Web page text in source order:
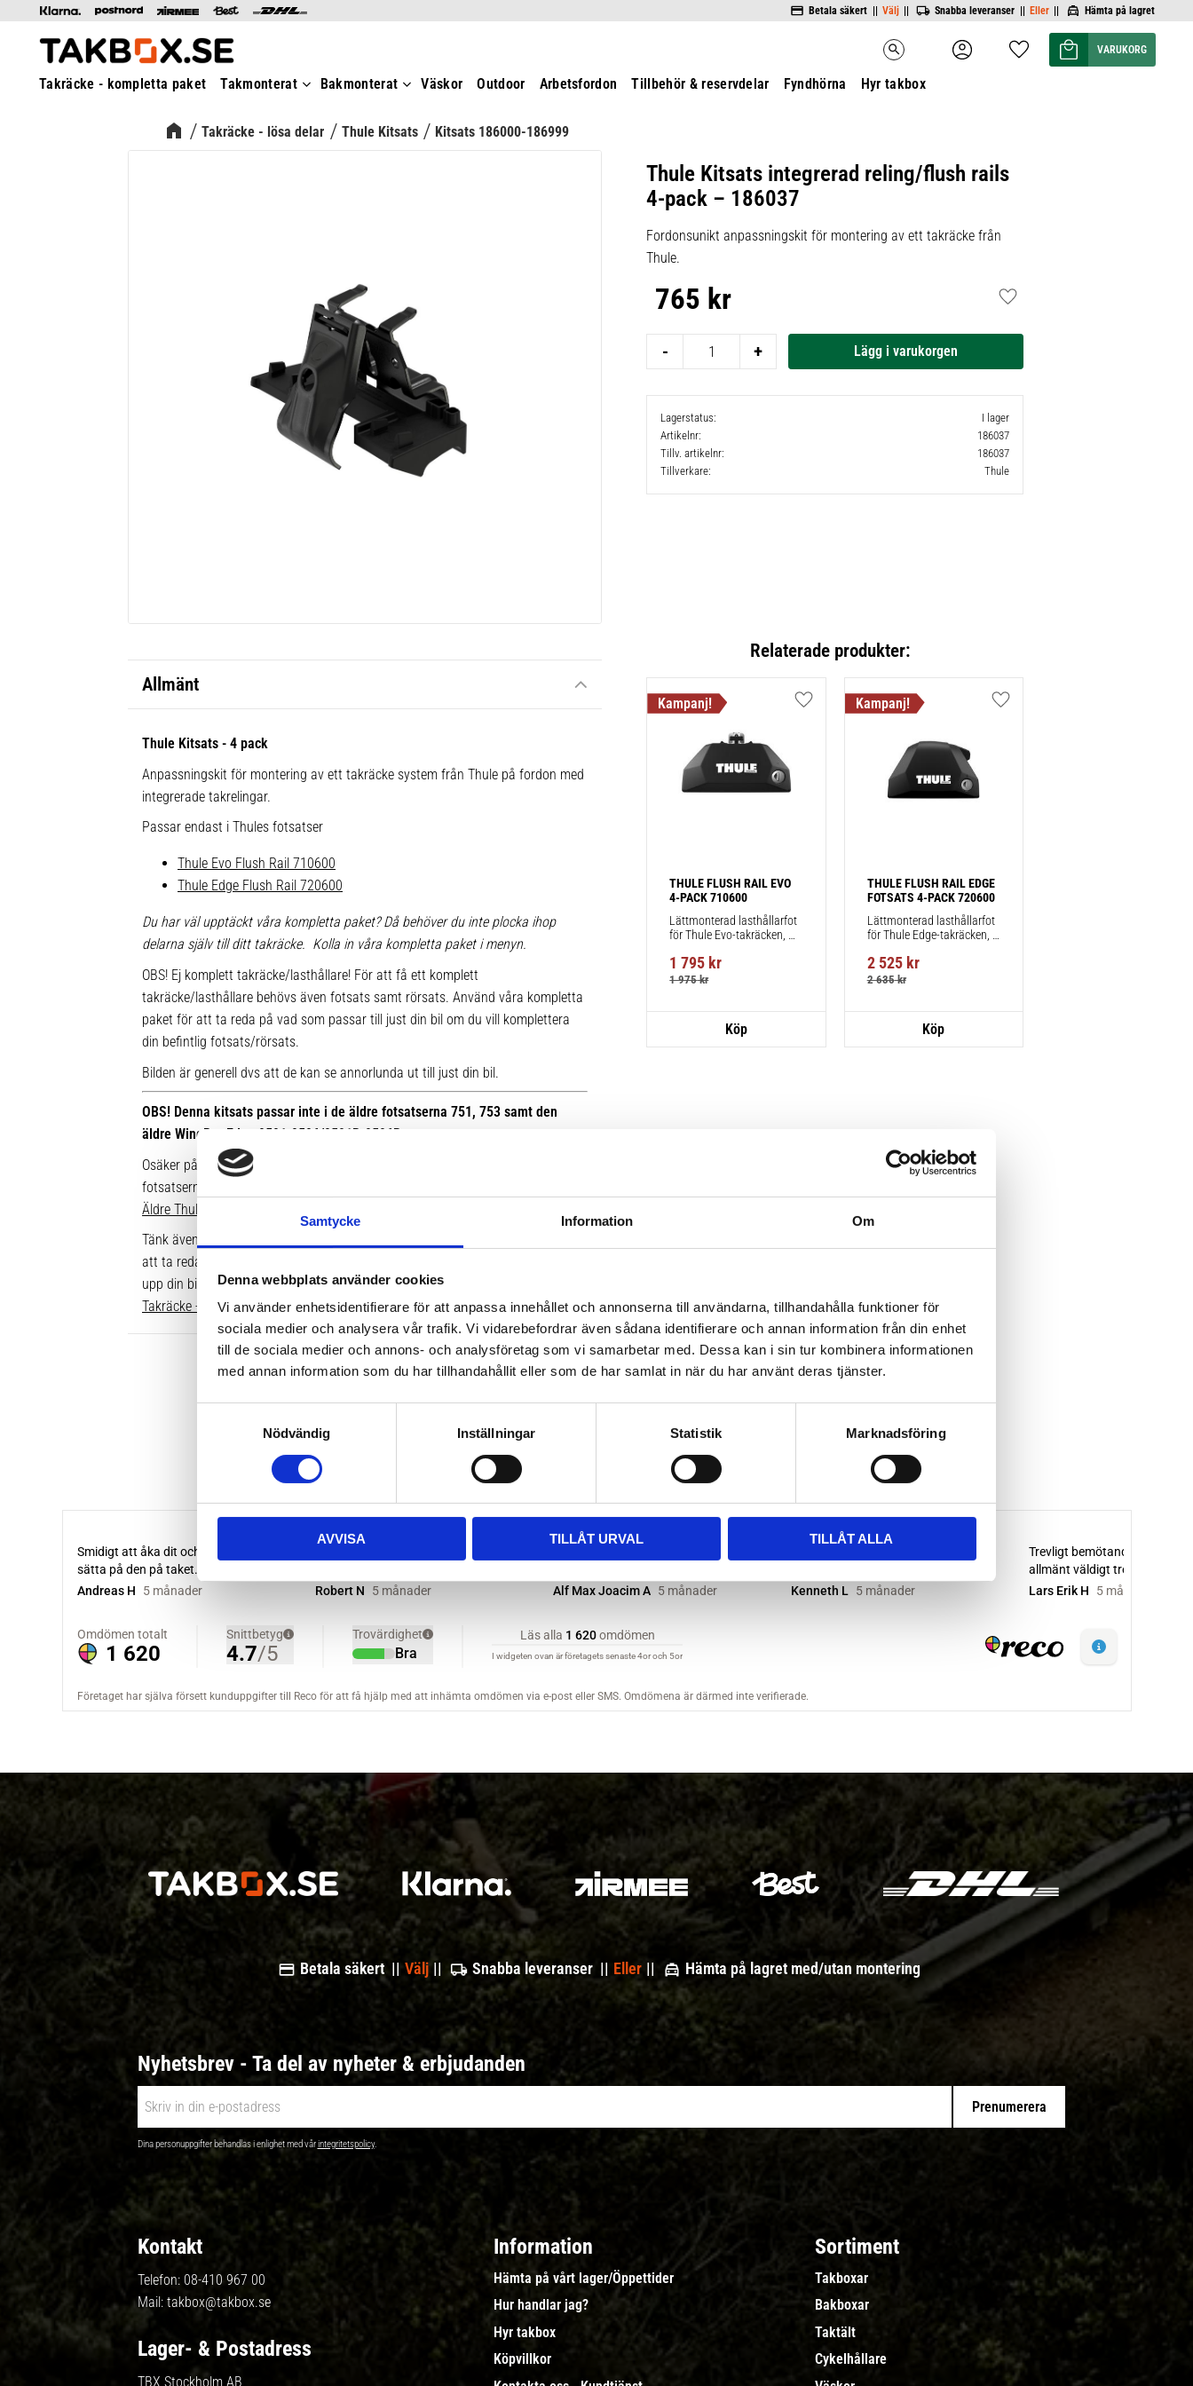
Samtycke Information Om
Denna webbplats använder cookies
Vi använder enhetsidentifierare för att anpassa innehållet och annonserna till användarna, tillhandahålla funktioner för
sociala medier och analysera vår trafik. Vi vidarebefordrar även sådana identifierare och annan information från din enhet
till de sociala medier och annons- och analysföretag som vi samarbetar med. Dessa kan i sin tur kombinera informationen
med annan information som du har tillhandahållit eller som de har samlat in när du har använt deras tjänster.
s
Nödvändig Inställningar Statistik Marknadsföring
AVVISA TILLÅT URVAL TILLÅT ALLA
Betala säkert || Välj || Snabba leveranser || Eller || Hämta på lagret
search Favoriter
Kundvagn
Takräcke - kompletta paket Takmonterat Bakmonterat Väskor Outdoor Arbetsfordon Tillbehör & reservdelar Fyndhörna Hyr takbox
Takräcke - lösa delar Thule Kitsats Kitsats 186000-186999
Thule Kitsats integrerad reling/flush rails
4-pack – 186037
Fordonsunikt anpassningskit för montering av ett takräcke från
Thule.
765 kr
+
-
Lägg till i favoriter
Lagerstatus
I lager
Artikelnr
186037
Tillv. artikelnr
186037
Tillverkare
Thule
Allmänt
Thule Kitsats - 4 pack
Anpassningskit för montering av ett takräcke system från Thule på fordon med
integrerade takrelingar.
Passar endast i Thules fotsatser
Thule Evo Flush Rail 710600
Thule Edge Flush Rail 720600
Du har väl upptäckt våra kompletta paket? Då behöver du inte plocka ihop
delarna själv till ditt takräcke. Kolla in våra kompletta paket i menyn.
OBS! Ej komplett takräcke/lasthållare! För att få ett komplett
takräcke/lasthållare behövs även fotsats samt rörsats. Använd våra kompletta
paket för att ta reda på vad som passar till just din bil om du vill komplettera
din befintlig fotsats/rörsats.
Bilden är generell dvs att de kan se annorlunda ut till just din bil.
OBS! Denna kitsats passar inte i de äldre fotsatserna 751, 753 samt den
äldre WingBar Edge 9591-9596/9591B-9596B.
Osäker på vilken fot du har sedan tidigare? Här kan du se bilder på de äldre
fotsatserna:
Äldre Thule fotsatser som inte går att komplettera med nya kitsatser >>
Tänk även på att dina rör över taket behöver vara i rätt längd. Enklaste sättet
att ta reda på vilken längd du ska ha är att gå till våra kompletta paket, leta
upp din bil. Där ser du enkelt vilken längd som passar.
Takräcke - kompletta paket >>
Relaterade produkter:
THULE FLUSH RAIL EVO
4-PACK 710600
Lättmonterad lasthållarfot
för Thule Evo-takräcken,
reling.
1 795 kr
1 975kr
Lägg till i favoriter
THULE FLUSH RAIL EDGE
FOTSATS 4-PACK 720600
Lättmonterad lasthållarfot
för Thule Edge-takräcken,
reling.
2 525kr
2 635kr
Lägg till i favoriter
Betala säkert || Välj Snabba leveranser || Eller Hämta på lagret med/utan montering
Nyhetsbrev - Ta del av nyheter & erbjudanden
Prenumerera
Dina personuppgifter behandlas i enlighet med vårintegritetspolicy.
Kontakt
Telefon: 08-410 967 00
Mail: takbox@takbox.se
Lager- & Postadress
TBX Stockholm AB
Information
Hämta på vårt lager/Öppettider
Hur handlar jag?
Hyr takbox
Köpvillkor
Sortiment
Takboxar
Bakboxar
Taktält
Cykelhållare